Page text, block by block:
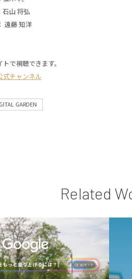
石山 将弘
遠藤 知洋
で視聴できます。
チャンネル
GARDEN
Related